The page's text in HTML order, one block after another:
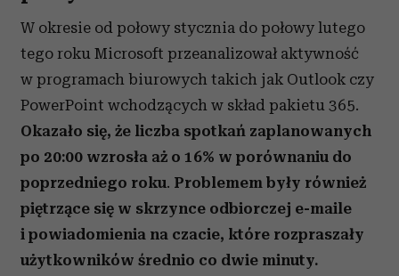
W okresie od połowy stycznia do połowy lutego
tego roku Microsoft przeanalizował aktywność
w programach biurowych takich jak Outlook czy
PowerPoint wchodzących w skład pakietu 365.
Okazało się, że liczba spotkań zaplanowanych
po 20:00 wzrosła aż o 16% w porównaniu do
poprzedniego roku. Problemem były również
piętrzące się w skrzynce odbiorczej e-maile
i powiadomienia na czacie, które rozpraszały
użytkowników średnio co dwie minuty.